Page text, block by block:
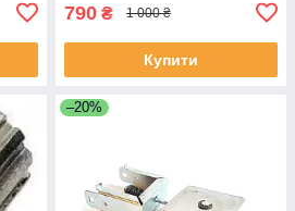
790 ₴ 1 000 ₴
Купити
–20%